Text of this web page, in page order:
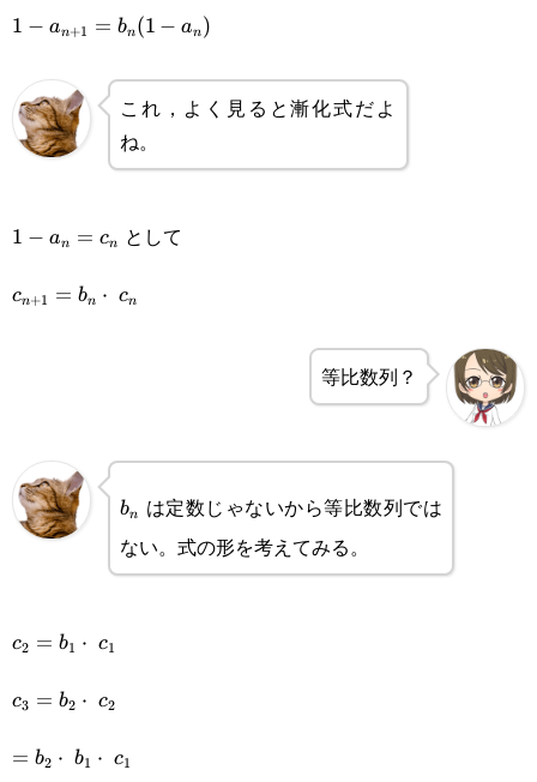
a_n)
1 − an+1 = bn (1 − an)
これ，よく見ると漸化式だよ
ね。
1 − an = cn として
c_{n+1}=b_n\cdot c_n
cn+1 = bn ⋅ cn
等比数列？
b_n
bn
は定数じゃないから等比数列では
ない。式の形を考えてみる。
c_2=b_1\cdot c_1
c2 = b1 ⋅ c1
c_3=b_2\cdot c_2
c3 = b2 ⋅ c2
=b_2\cdot b_1\cdot c_1
= b2 ⋅ b1 ⋅ c1